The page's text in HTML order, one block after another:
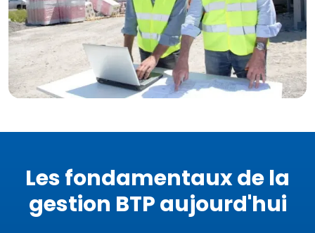
Les fondamentaux de la
gestion BTP aujourd'hui